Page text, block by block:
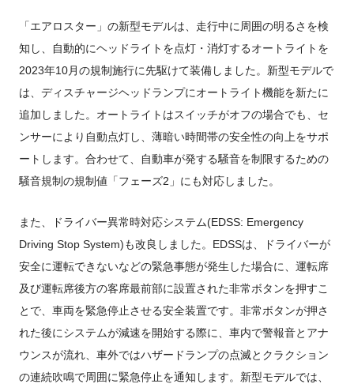
Super Great
大型トラック
Aero Star
オートローン
FUSO VALUE
ラフィットプラス
ふそうライフ
English
「エアロスター」の新型モデルは、走行中に周囲の明るさを検
知し、自動的にヘッドライトを点灯・消灯するオートライトを
2023年10月の規制施行に先駆けて装備しました。新型モデルで
は、ディスチャージヘッドランプにオートライト機能を新たに
追加しました。オートライトはスイッチがオフの場合でも、セ
ンサーにより自動点灯し、薄暗い時間帯の安全性の向上をサポ
ートします。合わせて、自動車が発する騒音を制限するための
騒音規制の規制値「フェーズ2」にも対応しました。
また、ドライバー異常時対応システム(EDSS: Emergency
Driving Stop System)も改良しました。EDSSは、ドライバーが
安全に運転できないなどの緊急事態が発生した場合に、運転席
及び運転席後方の客席最前部に設置された非常ボタンを押すこ
とで、車両を緊急停止させる安全装置です。非常ボタンが押さ
れた後にシステムが減速を開始する際に、車内で警報音とアナ
ウンスが流れ、車外ではハザードランプの点滅とクラクション
の連続吹鳴で周囲に緊急停止を通知します。新型モデルでは、